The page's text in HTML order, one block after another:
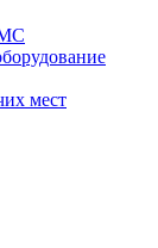
мест